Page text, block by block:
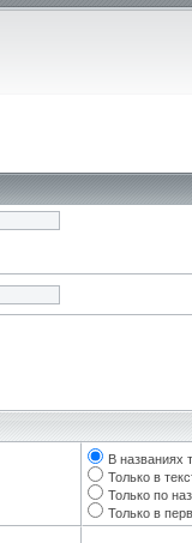
В названиях
Только в
Только по
Только в